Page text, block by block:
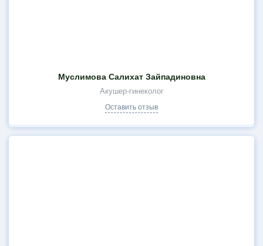
Муслимова Салихат Зайпадиновна
Акушер-гинеколог
Оставить отзыв